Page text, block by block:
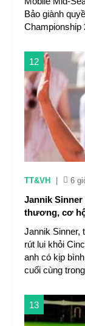
Bảo giành
Championship
12
TT&VH 6
Jannik
thương, cơ
Jannik Sinner,
rút lui khỏi
anh có kịp
cuối cùng
13